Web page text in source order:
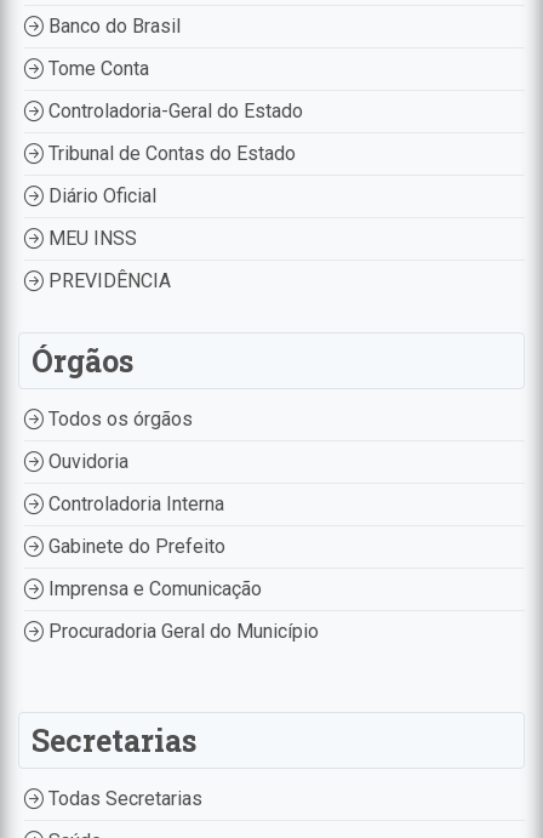
Banco do Brasil
Tome Conta
Controladoria-Geral do Estado
Tribunal de Contas do Estado
Diário Oficial
MEU INSS
PREVIDÊNCIA
Órgãos
Todos os órgãos
Ouvidoria
Controladoria Interna
Gabinete do Prefeito
Imprensa e Comunicação
Procuradoria Geral do Município
Secretarias
Todas Secretarias